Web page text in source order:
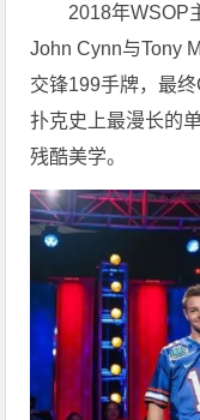
2018年WSOP
John Cynn与Tony
交锋199手牌，最
扑克史上最漫长的
残酷美学。